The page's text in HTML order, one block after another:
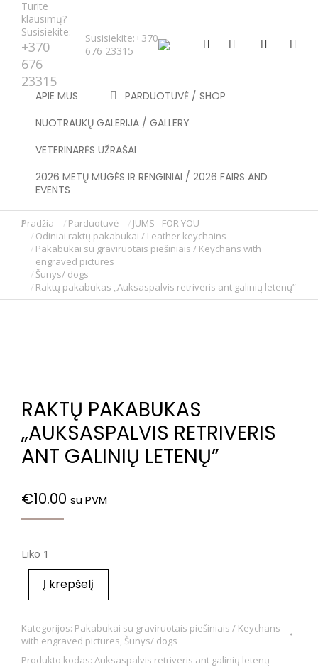
Turite
klausimų?
Susisiekite:
+370
676
23315
Susisiekite:+370
676 23315
APIE MUS
PARDUOTUVĖ / SHOP
NUOTRAUKŲ GALERIJA / GALLERY
VETERINARĖS UŽRAŠAI
2026 METŲ MUGĖS IR RENGINIAI / 2026 FAIRS AND
EVENTS
You are here:
Pradžia Parduotuvė
JUMS - FOR YOU
Odiniai raktų pakabukai / Leather keychains
Pakabukai su graviruotais piešiniais / Keychans with
engraved pictures
Šunys/ dogs
Raktų pakabukas „Auksaspalvis retriveris ant galinių letenų”
RAKTŲ PAKABUKAS
„AUKSASPALVIS RETRIVERIS
ANT GALINIŲ LETENŲ”
€10.00 su PVM
Liko 1
Į krepšelį
Kategorijos: Pakabukai su graviruotais piešiniais / Keychans
with engraved pictures, Šunys/ dogs
Produkto kodas: Auksaspalvis retriveris ant galinių letenų